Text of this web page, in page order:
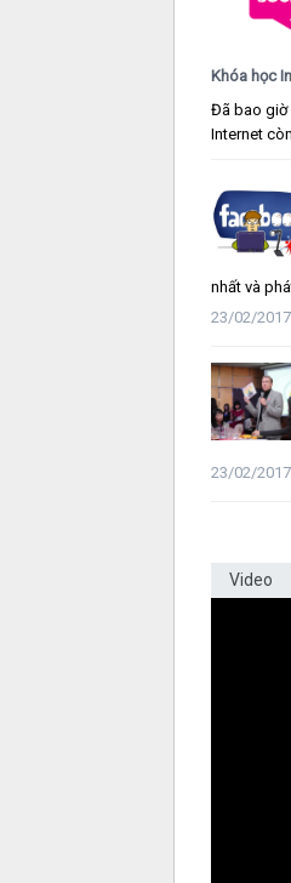
Khóa học
Đã bao giờ
Internet
nhất và
23/02/2017
23/02/2017
Video